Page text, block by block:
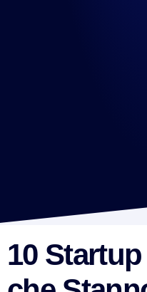
10